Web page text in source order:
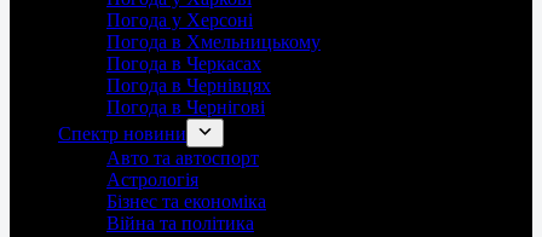
Погода у Херсоні
Погода в Хмельницькому
Погода в Черкасах
Погода в Чернівцях
Погода в Чернігові
Спектр новини
Авто та автоспорт
Астрологія
Бізнес та економіка
Війна та політика